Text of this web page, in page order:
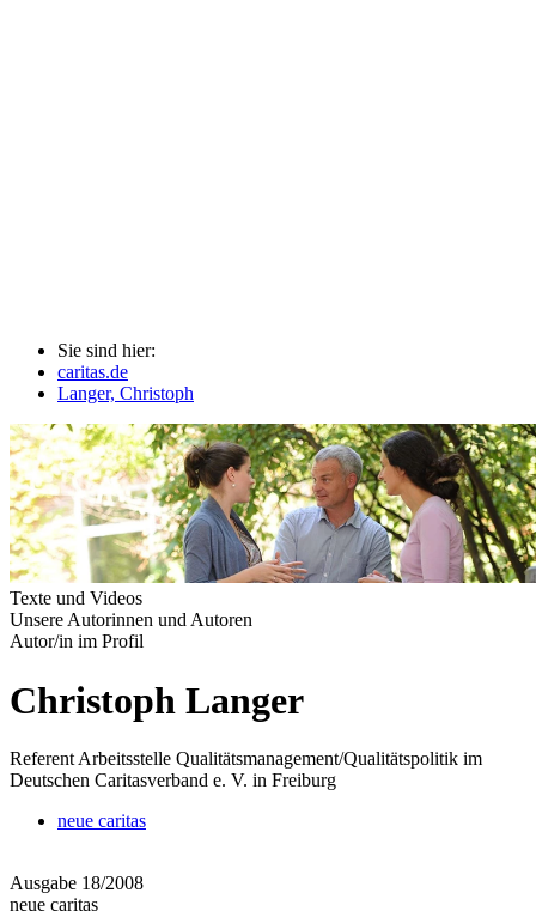
Sie sind hier:
caritas.de
Langer, Christoph
Texte und Videos
Unsere Autorinnen und Autoren
Autor/in im Profil
Christoph Langer
Referent Arbeitsstelle Qualitätsmanagement/Qualitätspolitik im
Deutschen Caritasverband e. V. in Freiburg
neue caritas
Ausgabe 18/2008
neue caritas